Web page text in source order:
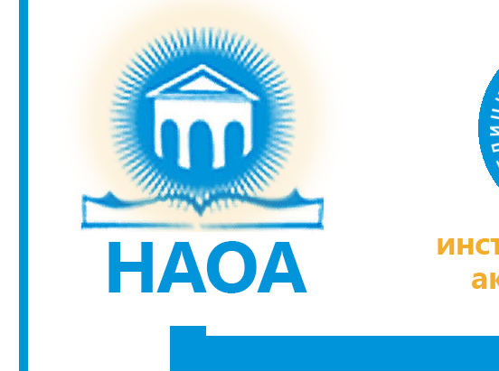
Медицински факултет
Факултет по дентална медицина
Фармацевтичен факултет
Факултет по обществено здраве
Филиал „Проф. д-р Ив. Митев” –
Враца
Медицински колеж – София
Научно-изследователски институт
техническа
база
база-Китен